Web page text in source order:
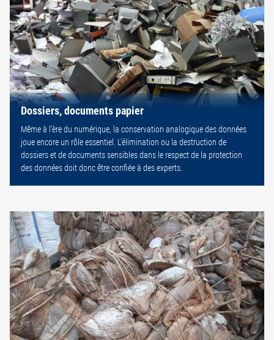
Dossiers, documents papier
Même à l’ère du numérique, la conservation analogique des données
joue encore un rôle essentiel. L’élimination ou la destruction de
dossiers et de documents sensibles dans le respect de la protection
des données doit donc être confiée à des experts.